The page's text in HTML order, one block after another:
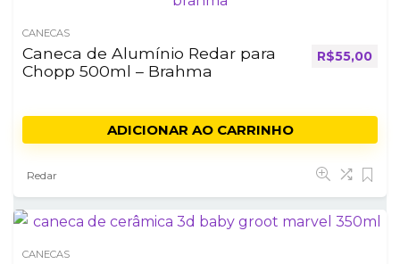
CANECAS
Caneca de Alumínio Redar para
Chopp 500ml – Brahma
R$55,00
ADICIONAR AO CARRINHO
Redar
CANECAS